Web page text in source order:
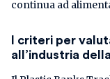
continua ad
I criteri per
all’industria